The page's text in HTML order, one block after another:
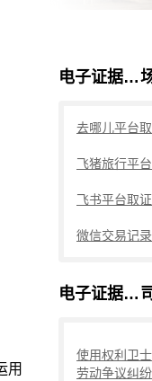
用
电子证据正式纳入
去哪儿平台
飞猪旅行平
飞书平台取
微信交易记
电子证据正式纳入
使用权利卫
劳动争议纠